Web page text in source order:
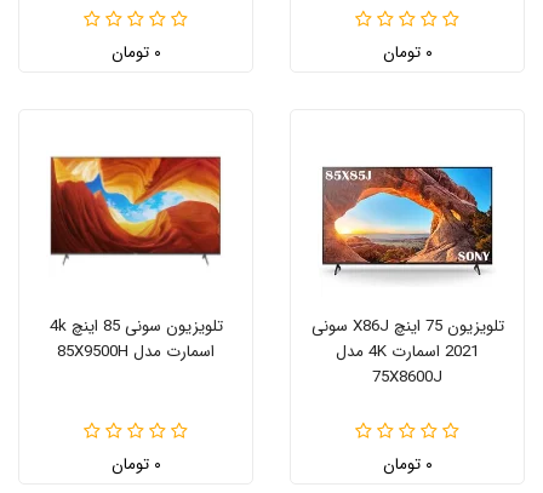
۰ تومان ۰ تومان
تلویزیون 75 اینچ X86J سونی
2021 اسمارت 4K مدل
75X8600J
۰ تومان
تلویزیون سونی 85 اینچ 4k
اسمارت مدل 85X9500H
۰ تومان